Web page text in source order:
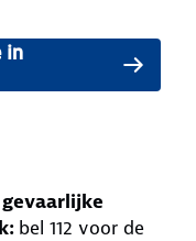
in
bel 112 voor de